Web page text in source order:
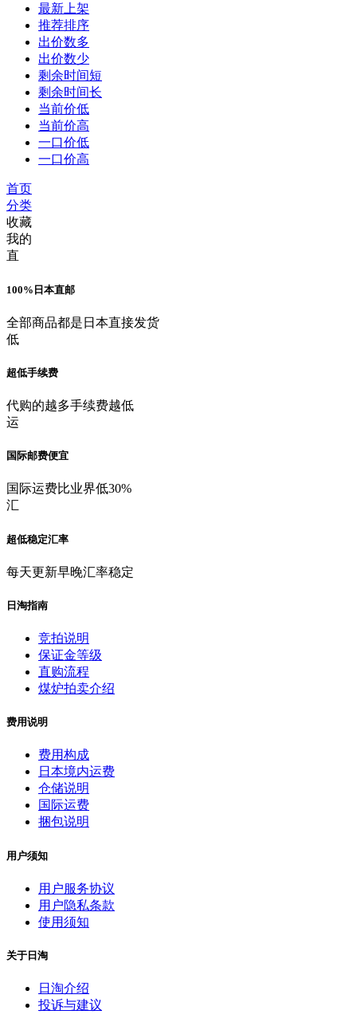
最新上架
推荐排序
出价数多
出价数少
剩余时间短
剩余时间长
当前价低
当前价高
一口价低
一口价高
首页
分类
收藏
我的
直
100%日本直邮
全部商品都是日本直接发货
低
超低手续费
代购的越多手续费越低
运
国际邮费便宜
国际运费比业界低30%
汇
超低稳定汇率
每天更新早晚汇率稳定
日淘指南
竞拍说明
保证金等级
直购流程
煤炉拍卖介绍
费用说明
费用构成
日本境内运费
仓储说明
国际运费
捆包说明
用户须知
用户服务协议
用户隐私条款
使用须知
关于日淘
日淘介绍
投诉与建议